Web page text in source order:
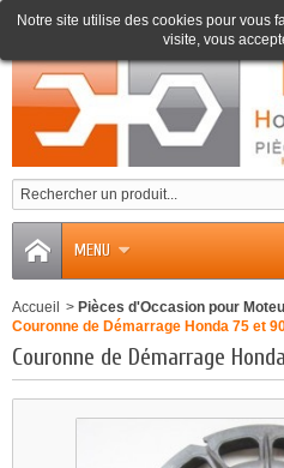
0
MENU
Notre site utilise des cookies pour vous
visite, vous
Accueil > Pièces d'Occasion pour
Couronne de Démarrage Honda 75 et
Couronne de Démarrage